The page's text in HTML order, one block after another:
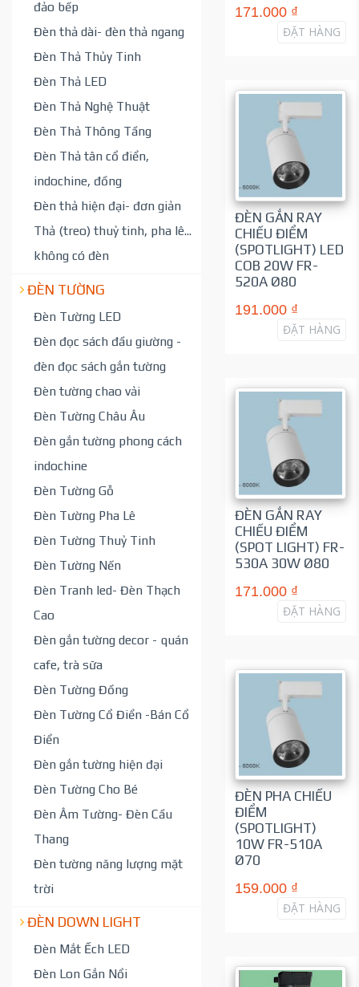
đảo bếp
Đèn thả dài- đèn thả ngang
Đèn Thả Thủy Tinh
Đèn Thả LED
Đèn Thả Nghệ Thuật
Đèn Thả Thông Tầng
Đèn Thả tân cổ điển,
indochine, đồng
Đèn thả hiện đại- đơn giản
Thả (treo) thuỷ tinh, pha lê...
không có đèn
ĐÈN TƯỜNG
Đèn Tường LED
Đèn đọc sách đầu giường -
đèn đọc sách gắn tường
Đèn tường chao vải
Đèn Tường Châu Âu
Đèn gắn tường phong cách
indochine
Đèn Tường Gỗ
Đèn Tường Pha Lê
Đèn Tường Thuỷ Tinh
Đèn Tường Nến
Đèn Tranh led- Đèn Thạch
Cao
Đèn gắn tường decor - quán
cafe, trà sữa
Đèn Tường Đồng
Đèn Tường Cổ Điển -Bán Cổ
Điển
Đèn gắn tường hiện đại
Đèn Tường Cho Bé
Đèn Âm Tường- Đèn Cầu
Thang
Đèn tường năng lượng mặt
trời
ĐÈN DOWN LIGHT
Đèn Mắt Ếch LED
Đèn Lon Gắn Nổi
171.000 ₫
ĐẶT HÀNG
ĐÈN GẮN RAY
CHIẾU ĐIỂM
(SPOTLIGHT) LED
COB 20W FR-
520A Ø80
191.000 ₫
ĐẶT HÀNG
ĐÈN GẮN RAY
CHIẾU ĐIỂM
(SPOT LIGHT) FR-
530A 30W Ø80
171.000 ₫
ĐẶT HÀNG
ĐÈN PHA CHIẾU
ĐIỂM
(SPOTLIGHT)
10W FR-510A
Ø70
159.000 ₫
ĐẶT HÀNG